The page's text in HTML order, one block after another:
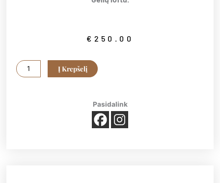
€ 250.00
produkto
kiekis:
Į Krepšelį
Pasidalink